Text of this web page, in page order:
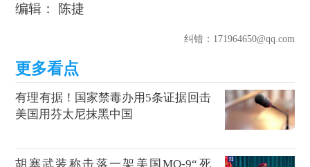
编辑： 陈捷
纠错：171964650@qq.com
有理有据！国家禁毒办用5条证据回击
美国用芬太尼抹黑中国
胡塞武装称击落一架美国MQ-9“死